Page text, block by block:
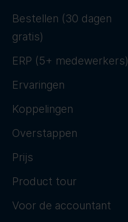
Bestellen (30 dagen
gratis)
ERP (5+ medewerkers)
Ervaringen
Koppelingen
Overstappen
Prijs
Product tour
Voor de accountant